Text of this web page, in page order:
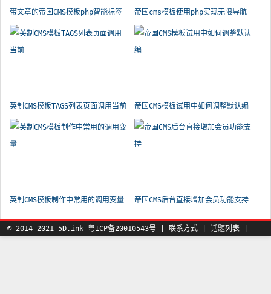
带文章的帝国CMS模板php智能标签
循
帝国cms模板使用php实现无限导航
代
英制CMS模板TAGS列表页面调用当前 帝国CMS模板试用中如何调整默认编
英制CMS模板制作中常用的调用变量 帝国CMS后台直接增加会员功能支持
© 2014-2021 5D.ink 粤ICP备20010543号 联系方式 话题列表